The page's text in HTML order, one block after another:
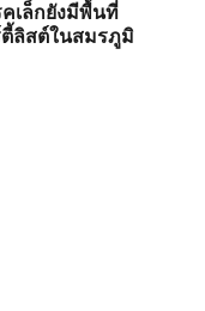
คเล็กยังมีพื้นที่
ตี้ลิสต์ในสมรภูมิ